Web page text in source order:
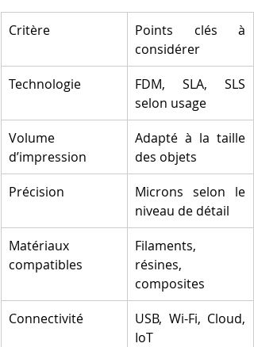
Critère
Points clés à
considérer
Technologie
FDM, SLA, SLS
selon usage
Volume
d’impression
Adapté à la taille
des objets
Précision
Microns selon le
niveau de détail
Matériaux
compatibles
Filaments,
résines,
composites
Connectivité
USB, Wi-Fi, Cloud,
IoT